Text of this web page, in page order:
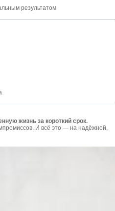
результатом
жизнь за короткий срок.
И всё это — на надёжной,